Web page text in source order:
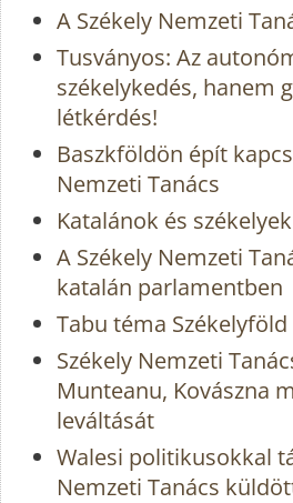
A Székely Nemzeti
Tusványos: Az
székelykedés, hanem
létkérdés!
Baszkföldön épít
Nemzeti Tanács
Katalánok és
A Székely Nemzeti
katalán parlamentben
Tabu téma
Székely Nemzeti
Munteanu, Kovászna
leváltását
Walesi politikusokkal
Nemzeti Tanács